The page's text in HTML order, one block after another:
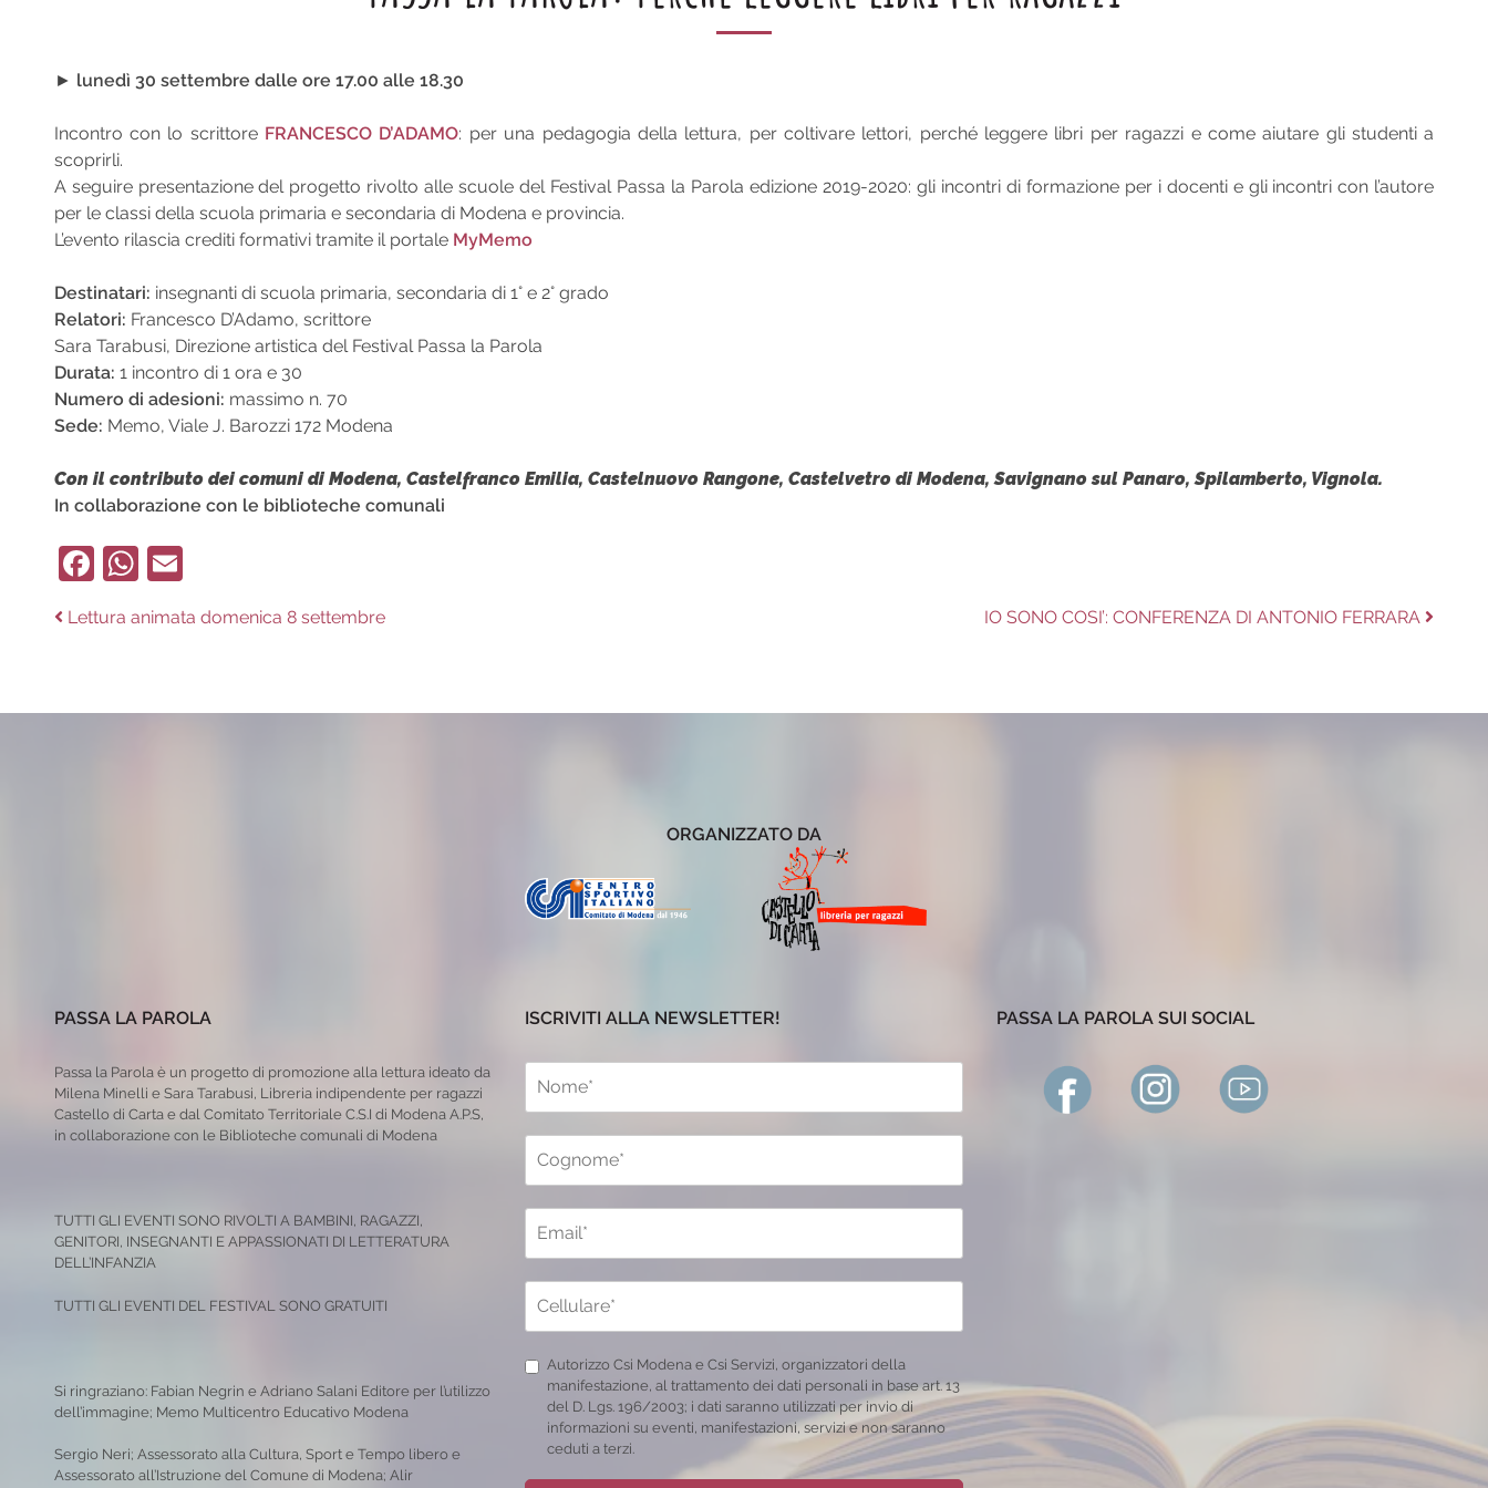
► lunedì 30 settembre dalle ore 17.00 alle 18.30
Incontro con lo scrittore FRANCESCO D’ADAMO: per una pedagogia della lettura, per coltivare lettori, perché leggere libri per ragazzi e come aiutare gli studenti a
scoprirli.
A seguire presentazione del progetto rivolto alle scuole del Festival Passa la Parola edizione 2019-2020: gli incontri di formazione per i docenti e gli incontri con l’autore
per le classi della scuola primaria e secondaria di Modena e provincia.
L’evento rilascia crediti formativi tramite il portale MyMemo
Destinatari: insegnanti di scuola primaria, secondaria di 1° e 2° grado
Relatori: Francesco D’Adamo, scrittore
Sara Tarabusi, Direzione artistica del Festival Passa la Parola
Durata: 1 incontro di 1 ora e 30
Numero di adesioni: massimo n. 70
Sede: Memo, Viale J. Barozzi 172 Modena
Con il contributo dei comuni di Modena, Castelfranco Emilia, Castelnuovo Rangone, Castelvetro di Modena, Savignano sul Panaro, Spilamberto, Vignola.
In collaborazione con le biblioteche comunali
Facebook
WhatsApp
Email
Navigazione
Previous
Lettura animata domenica 8 settembre
Next
IO SONO COSI’: CONFERENZA DI ANTONIO FERRARA
ORGANIZZATO DA
PASSA LA PAROLA
Passa la Parola è un progetto di promozione alla lettura ideato da
Milena Minelli e Sara Tarabusi, Libreria indipendente per ragazzi
Castello di Carta e dal Comitato Territoriale C.S.I di Modena A.P.S,
in collaborazione con le Biblioteche comunali di Modena
TUTTI GLI EVENTI SONO RIVOLTI A BAMBINI, RAGAZZI,
GENITORI, INSEGNANTI E APPASSIONATI DI LETTERATURA
DELL’INFANZIA
TUTTI GLI EVENTI DEL FESTIVAL SONO GRATUITI
Si ringraziano: Fabian Negrin e Adriano Salani Editore per l’utilizzo
dell’immagine; Memo Multicentro Educativo Modena
Sergio Neri; Assessorato alla Cultura, Sport e Tempo libero e
Assessorato all’Istruzione del Comune di Modena; Alir
ISCRIVITI ALLA NEWSLETTER!
Autorizzo Csi Modena e Csi Servizi, organizzatori della
manifestazione, al trattamento dei dati personali in base art. 13
del D. Lgs. 196/2003; i dati saranno utilizzati per invio di
informazioni su eventi, manifestazioni, servizi e non saranno
ceduti a terzi.
PASSA LA PAROLA SUI SOCIAL